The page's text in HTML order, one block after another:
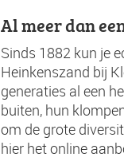
Al meer dan
Sinds 1882 kun je
Heinkenszand bij
generaties al een
buiten, hun
om de grote
hier het online